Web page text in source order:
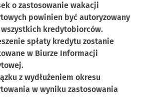
o zastosowanie wakacji
powinien być autoryzowany
wszystkich kredytobiorców.
spłaty kredytu zostanie
w Biurze Informacji
z wydłużeniem okresu
w wyniku zastosowania